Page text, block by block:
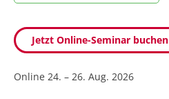
Jetzt Online-Seminar buchen
Online 24. – 26. Aug. 2026